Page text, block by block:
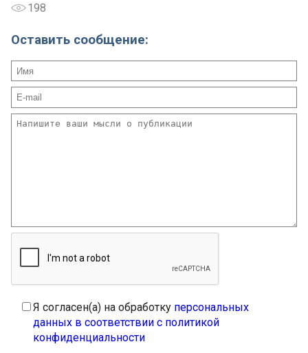
198
Оставить сообщение:
Я согласен(а) на обработку персональных
данных в соответствии с политикой
конфиденциальности